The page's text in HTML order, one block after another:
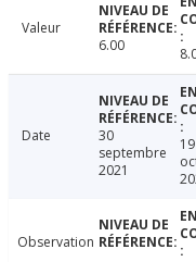
Valeur
6.00
Date
30
septembre
2021
19
Observation